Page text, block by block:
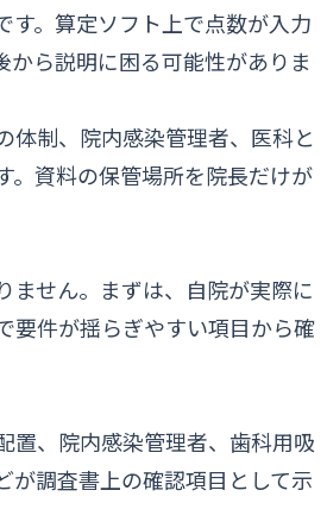
す。算定ソフト上で点数が入力
ら説明に困る可能性がありま
体制、院内感染管理者、医科と
。資料の保管場所を院長だけが
ません。まずは、自院が実際に
要件が揺らぎやすい項目から確
置、院内感染管理者、歯科用吸
が調査書上の確認項目として示